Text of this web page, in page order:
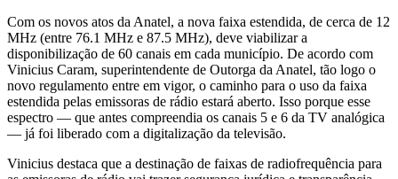
Com os novos atos da Anatel, a nova faixa estendida, de cerca de 12
MHz (entre 76.1 MHz e 87.5 MHz), deve viabilizar a
disponibilização de 60 canais em cada município. De acordo com
Vinicius Caram, superintendente de Outorga da Anatel, tão logo o
novo regulamento entre em vigor, o caminho para o uso da faixa
estendida pelas emissoras de rádio estará aberto. Isso porque esse
espectro — que antes compreendia os canais 5 e 6 da TV analógica
— já foi liberado com a digitalização da televisão.
Vinicius destaca que a destinação de faixas de radiofrequência para